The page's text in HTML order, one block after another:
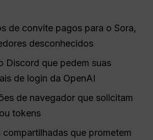
de convite pagos para o Sora,
desconhecidos
Discord que pedem suas
de login da OpenAI
de navegador que solicitam
tokens
compartilhadas que prometem